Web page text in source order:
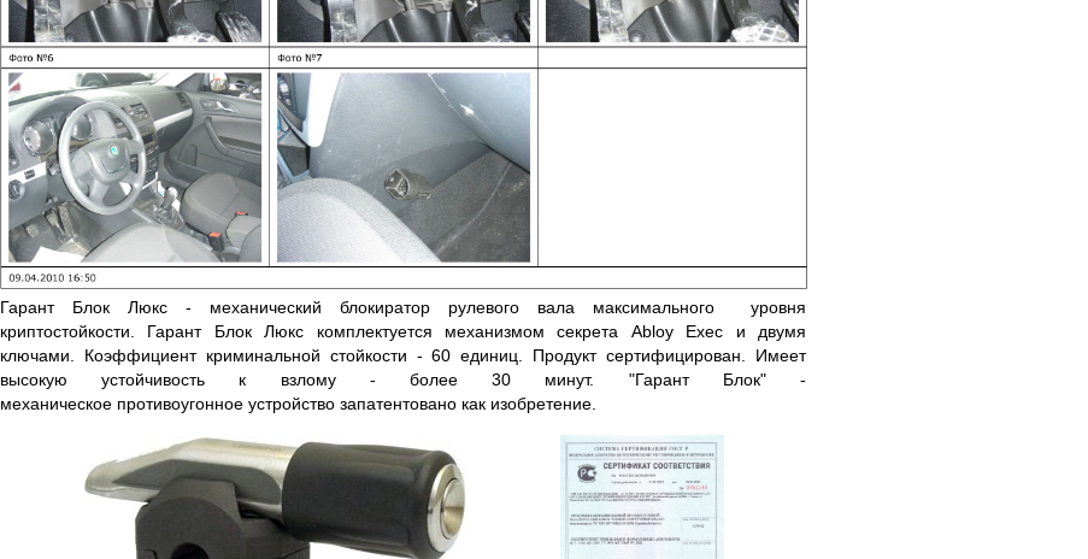
Гарант Блок Люкс - механический блокиратор рулевого вала максимального уровня
криптостойкости. Гарант Блок Люкс комплектуется механизмом секрета Abloy Exec и двумя
ключами. Коэффициент криминальной стойкости - 60 единиц. Продукт сертифицирован. Имеет
высокую устойчивость к взлому - более 30 минут. "Гарант Блок" -
механическое противоугонное устройство запатентовано как изобретение.